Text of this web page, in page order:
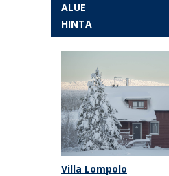
ALUE
HINTA
Villa Lompolo